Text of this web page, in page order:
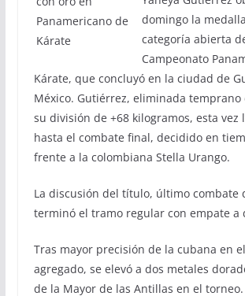
domingo la
categoría abierta
Campeonato
Kárate, que concluyó en la ciudad de
México. Gutiérrez, eliminada temprano
su división de +68 kilogramos, esta vez
hasta el combate final, decidido en
frente a la colombiana Stella Urango.
La discusión del título, último combate
terminó el tramo regular con empate a
Tras mayor precisión de la cubana en
agregado, se elevó a dos metales
de la Mayor de las Antillas en el torneo.